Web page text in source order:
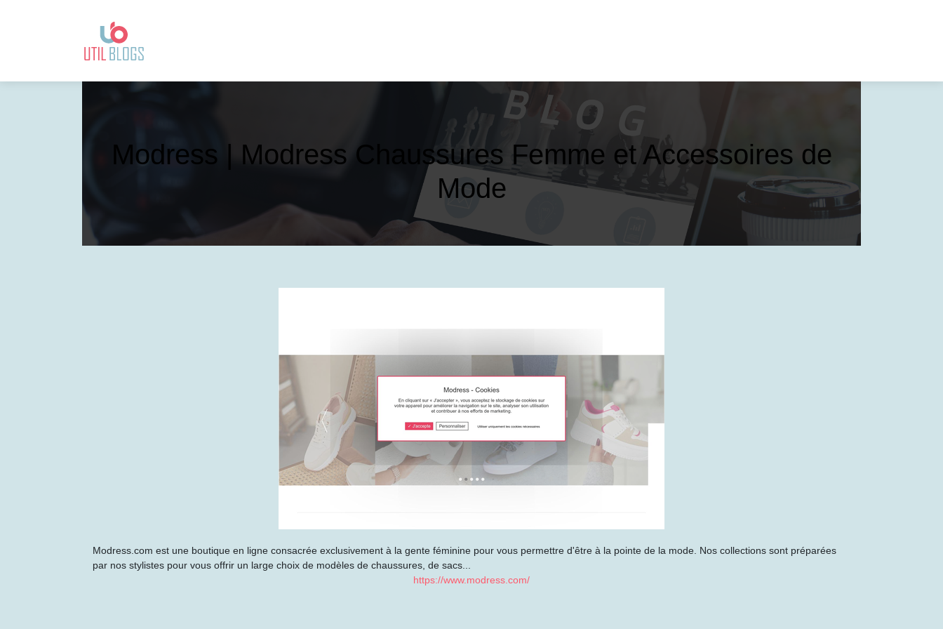
Modress | Modress Chaussures Femme et Accessoires de
Mode
Modress.com est une boutique en ligne consacrée exclusivement à la gente féminine pour vous permettre d'être à la pointe de la mode. Nos collections sont préparées
par nos stylistes pour vous offrir un large choix de modèles de chaussures, de sacs...
https://www.modress.com/